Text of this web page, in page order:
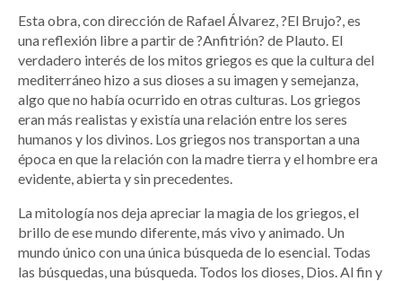
Esta obra, con dirección de Rafael Álvarez, ?El Brujo?, es
una reflexión libre a partir de ?Anfitrión? de Plauto. El
verdadero interés de los mitos griegos es que la cultura del
mediterráneo hizo a sus dioses a su imagen y semejanza,
algo que no había ocurrido en otras culturas. Los griegos
eran más realistas y existía una relación entre los seres
humanos y los divinos. Los griegos nos transportan a una
época en que la relación con la madre tierra y el hombre era
evidente, abierta y sin precedentes.
La mitología nos deja apreciar la magia de los griegos, el
brillo de ese mundo diferente, más vivo y animado. Un
mundo único con una única búsqueda de lo esencial. Todas
las búsquedas, una búsqueda. Todos los dioses, Dios. Al fin y